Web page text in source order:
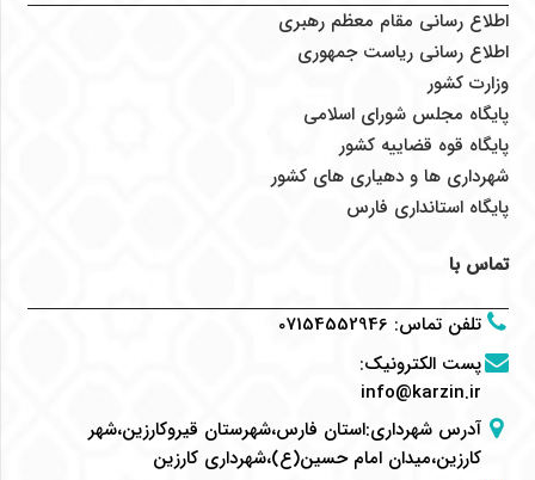
اطلاع رسانی مقام معظم رهبری
اطلاع رسانی ریاست جمهوری
وزارت کشور
پایگاه مجلس شورای اسلامی
پایگاه قوه قضاییه کشور
شهرداری ها و دهیاری های کشور
پایگاه استانداری فارس
تماس با
تلفن تماس:
07154552946
پست الکترونیک:
info@karzin.ir
آدرس شهرداری:استان فارس،شهرستان قیروکارزین،شهر
کارزین،میدان امام حسین(ع)،شهرداری کارزین